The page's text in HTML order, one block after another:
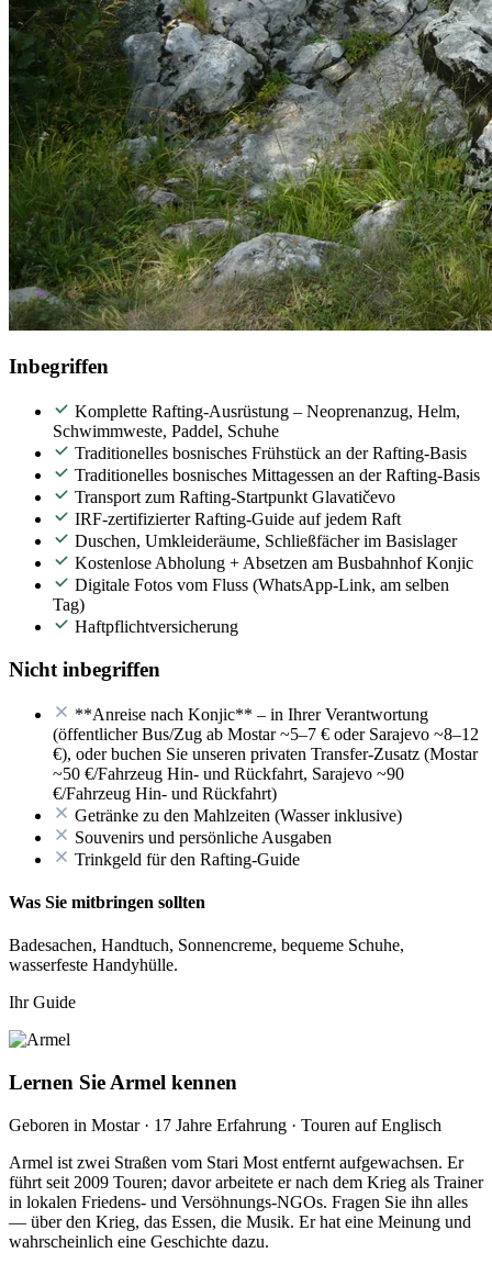
Inbegriffen
Komplette Rafting-Ausrüstung – Neoprenanzug, Helm,
Schwimmweste, Paddel, Schuhe
Traditionelles bosnisches Frühstück an der Rafting-Basis
Traditionelles bosnisches Mittagessen an der Rafting-Basis
Transport zum Rafting-Startpunkt Glavatičevo
IRF-zertifizierter Rafting-Guide auf jedem Raft
Duschen, Umkleideräume, Schließfächer im Basislager
Kostenlose Abholung + Absetzen am Busbahnhof Konjic
Digitale Fotos vom Fluss (WhatsApp-Link, am selben
Tag)
Haftpflichtversicherung
Nicht inbegriffen
**Anreise nach Konjic** – in Ihrer Verantwortung
(öffentlicher Bus/Zug ab Mostar ~5–7 € oder Sarajevo ~8–12
€), oder buchen Sie unseren privaten Transfer-Zusatz (Mostar
~50 €/Fahrzeug Hin- und Rückfahrt, Sarajevo ~90
€/Fahrzeug Hin- und Rückfahrt)
Getränke zu den Mahlzeiten (Wasser inklusive)
Souvenirs und persönliche Ausgaben
Trinkgeld für den Rafting-Guide
Was Sie mitbringen sollten
Badesachen, Handtuch, Sonnencreme, bequeme Schuhe,
wasserfeste Handyhülle.
Ihr Guide
Lernen Sie Armel kennen
Geboren in Mostar · 17 Jahre Erfahrung · Touren auf Englisch
Armel ist zwei Straßen vom Stari Most entfernt aufgewachsen. Er
führt seit 2009 Touren; davor arbeitete er nach dem Krieg als Trainer
in lokalen Friedens- und Versöhnungs-NGOs. Fragen Sie ihn alles
— über den Krieg, das Essen, die Musik. Er hat eine Meinung und
wahrscheinlich eine Geschichte dazu.